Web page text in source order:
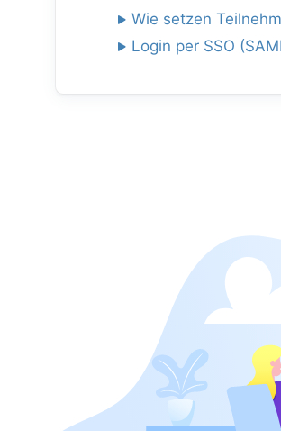
Wie setzen
Login per SSO